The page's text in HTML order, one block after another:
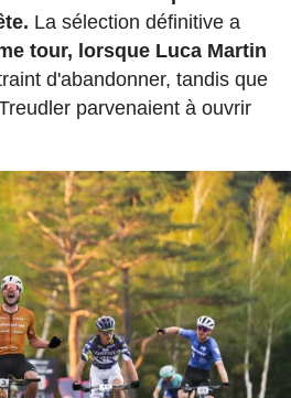
La sélection définitive a
tour, lorsque Luca Martin
d'abandonner, tandis que
parvenaient à ouvrir